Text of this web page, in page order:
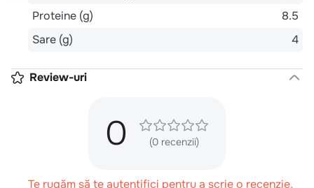
Proteine (g)
8.5
Sare (g)
4
Review-uri
0 (0 recenzii)
Te rugăm să te autentifici pentru a scrie o recenzie.